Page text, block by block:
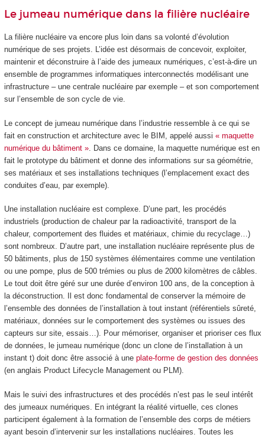
Le jumeau numérique dans la filière nucléaire
La filière nucléaire va encore plus loin dans sa volonté d’évolution
numérique de ses projets. L’idée est désormais de concevoir, exploiter,
maintenir et déconstruire à l’aide des jumeaux numériques, c’est-à-dire un
ensemble de programmes informatiques interconnectés modélisant une
infrastructure – une centrale nucléaire par exemple – et son comportement
sur l’ensemble de son cycle de vie.
Le concept de jumeau numérique dans l’industrie ressemble à ce qui se
fait en construction et architecture avec le BIM, appelé aussi « maquette
numérique du bâtiment ». Dans ce domaine, la maquette numérique est en
fait le prototype du bâtiment et donne des informations sur sa géométrie,
ses matériaux et ses installations techniques (l’emplacement exact des
conduites d’eau, par exemple).
Une installation nucléaire est complexe. D’une part, les procédés
industriels (production de chaleur par la radioactivité, transport de la
chaleur, comportement des fluides et matériaux, chimie du recyclage…)
sont nombreux. D’autre part, une installation nucléaire représente plus de
50 bâtiments, plus de 150 systèmes élémentaires comme une ventilation
ou une pompe, plus de 500 trémies ou plus de 2000 kilomètres de câbles.
Le tout doit être géré sur une durée d’environ 100 ans, de la conception à
la déconstruction. Il est donc fondamental de conserver la mémoire de
l’ensemble des données de l’installation à tout instant (référentiels sûreté,
matériaux, données sur le comportement des systèmes ou issues des
capteurs sur site, essais…). Pour mémoriser, organiser et prioriser ces flux
de données, le jumeau numérique (donc un clone de l’installation à un
instant t) doit donc être associé à une plate-forme de gestion des données
(en anglais Product Lifecycle Management ou PLM).
Mais le suivi des infrastructures et des procédés n’est pas le seul intérêt
des jumeaux numériques. En intégrant la réalité virtuelle, ces clones
participent également à la formation de l’ensemble des corps de métiers
ayant besoin d’intervenir sur les installations nucléaires. Toutes les